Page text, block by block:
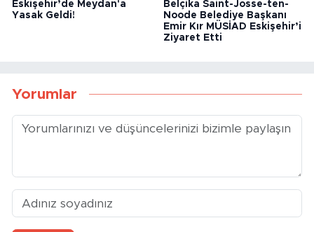
Eskişehir’de Meydan'a
Yasak Geldi!
Belçika Saint-Josse-ten-
Noode Belediye Başkanı
Emir Kır MÜSİAD Eskişehir’i
Ziyaret Etti
Yorumlar